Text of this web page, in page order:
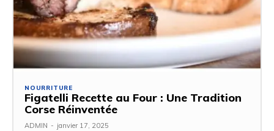
NOURRITURE
Figatelli Recette au Four : Une Tradition
Corse Réinventée
ADMIN - janvier 17, 2025